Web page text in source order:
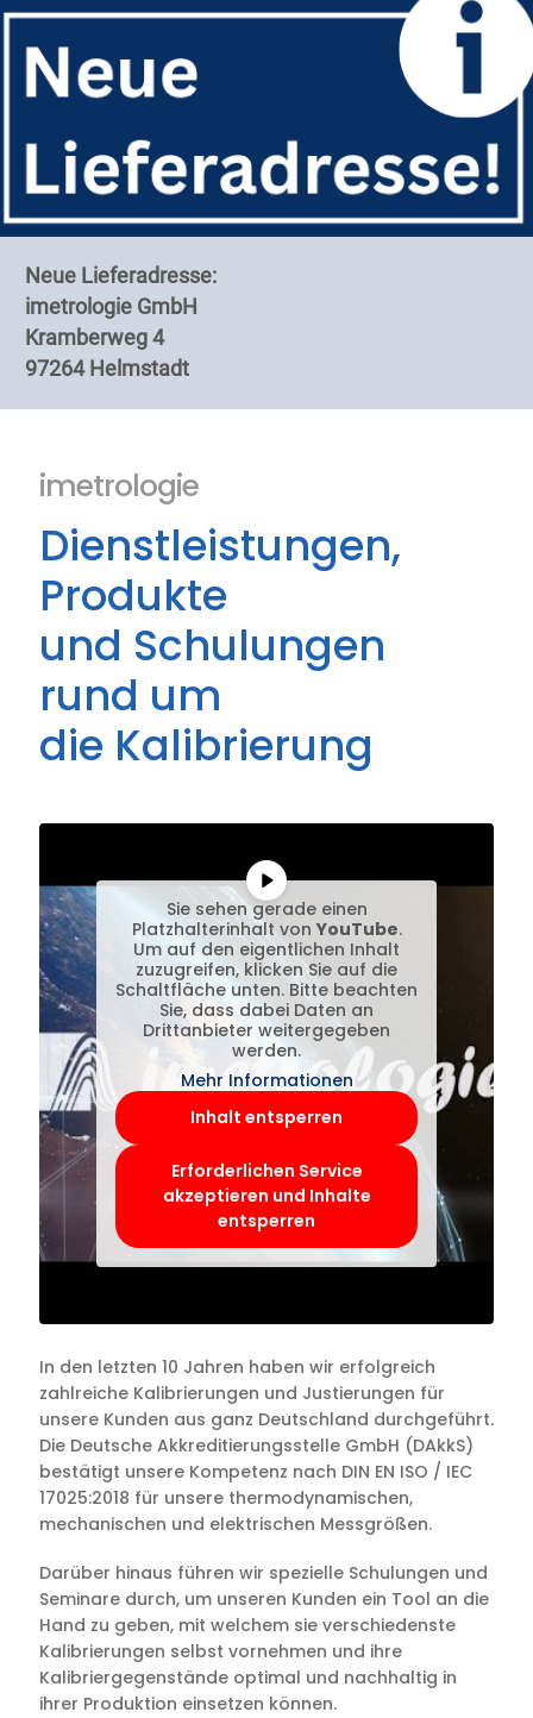
Neue Lieferadresse:
imetrologie GmbH
Kramberweg 4
97264 Helmstadt
Neue Akkreditierungsurkunde
für die imetrologie GmbH!
Hierfür sind wir akkreditiert >
imetrologie
Dienstleistungen,
Produkte
und Schulungen
rund um
die Kalibrierung
Sie sehen gerade einen
Platzhalterinhalt von YouTube.
Um auf den eigentlichen Inhalt
zuzugreifen, klicken Sie auf die
Schaltfläche unten. Bitte beachten
Sie, dass dabei Daten an
Drittanbieter weitergegeben
werden.
Mehr Informationen
Inhalt entsperren
Erforderlichen Service
akzeptieren und Inhalte
entsperren
In den letzten 10 Jahren haben wir erfolgreich
zahlreiche Kalibrierungen und Justierungen für
unsere Kunden aus ganz Deutschland durchgeführt.
Die Deutsche Akkreditierungsstelle GmbH (DAkkS)
bestätigt unsere Kompetenz nach DIN EN ISO / IEC
17025:2018 für unsere thermodynamischen,
mechanischen und elektrischen Messgrößen.
Darüber hinaus führen wir spezielle Schulungen und
Seminare durch, um unseren Kunden ein Tool an die
Hand zu geben, mit welchem sie verschiedenste
Kalibrierungen selbst vornehmen und ihre
Kalibriergegenstände optimal und nachhaltig in
ihrer Produktion einsetzen können.